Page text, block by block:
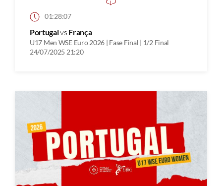
01:28:07
Portugalvs França
U17 Men WSE Euro 2026 | Fase Final | 1/2 Final
24/07/2025 21:20